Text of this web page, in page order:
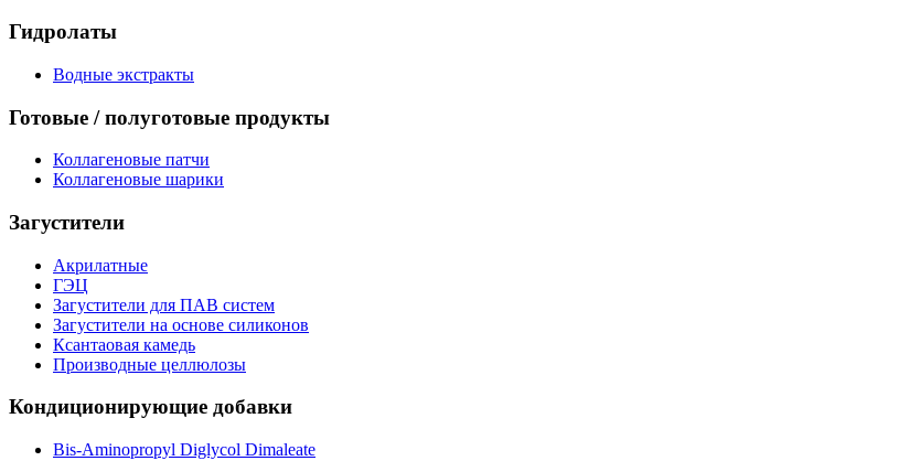
Гидролаты
Водные экстракты
Готовые / полуготовые продукты
Коллагеновые патчи
Коллагеновые шарики
Загустители
Акрилатные
ГЭЦ
Загустители для ПАВ систем
Загустители на основе силиконов
Ксантаовая камедь
Производные целлюлозы
Кондиционирующие добавки
Bis-Aminopropyl Diglycol Dimaleate